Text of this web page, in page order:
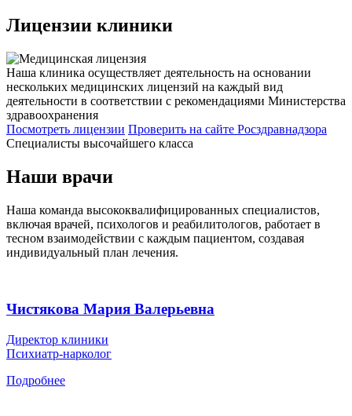
Лицензии клиники
Наша клиника осуществляет деятельность на основании
нескольких медицинских лицензий на каждый вид
деятельности в соответствии с рекомендациями Министерства
здравоохранения
Посмотреть лицензии Проверить на сайте Росздравнадзора
Специалисты высочайшего класса
Наши врачи
Наша команда высококвалифицированных специалистов,
включая врачей, психологов и реабилитологов, работает в
тесном взаимодействии с каждым пациентом, создавая
индивидуальный план лечения.
Чистякова Мария Валерьевна
Директор клиники
Психиатр-нарколог
Подробнее